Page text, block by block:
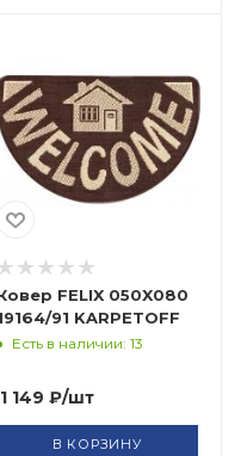
FELIX 050X080
19164/91 KARPETOFF
Есть в наличии: 13
1 149 ₽/шт
В КОРЗИНУ